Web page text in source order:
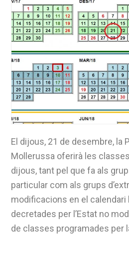
El dijous, 21 de desembre, la
Mollerussa oferirà les
dijous, tant pel que fa als
particular com als grups
modificacions en el
decretades per l’Estat no
de classes programades per